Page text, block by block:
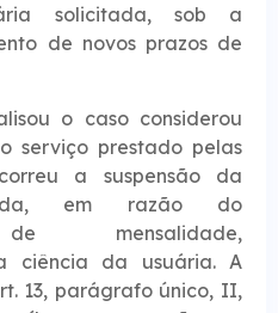
solicitada, sob a
de novos prazos de
o caso considerou
serviço prestado pelas
a suspensão da
em razão do
de mensalidade,
ciência da usuária. A
13, parágrafo único, II,